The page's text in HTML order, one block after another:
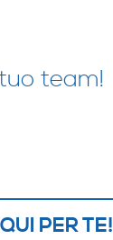
team!
PER TE!